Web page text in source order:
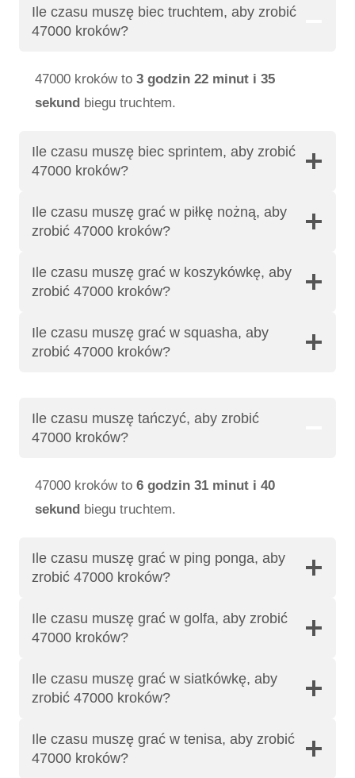
Ile czasu muszę biec truchtem, aby zrobić
47000 kroków?
47000 kroków to 3 godzin 22 minut i 35
sekund biegu truchtem.
Ile czasu muszę biec sprintem, aby zrobić
47000 kroków?
Ile czasu muszę grać w piłkę nożną, aby
zrobić 47000 kroków?
Ile czasu muszę grać w koszykówkę, aby
zrobić 47000 kroków?
Ile czasu muszę grać w squasha, aby
zrobić 47000 kroków?
Ile czasu muszę tańczyć, aby zrobić
47000 kroków?
47000 kroków to 6 godzin 31 minut i 40
sekund biegu truchtem.
Ile czasu muszę grać w ping ponga, aby
zrobić 47000 kroków?
Ile czasu muszę grać w golfa, aby zrobić
47000 kroków?
Ile czasu muszę grać w siatkówkę, aby
zrobić 47000 kroków?
Ile czasu muszę grać w tenisa, aby zrobić
47000 kroków?